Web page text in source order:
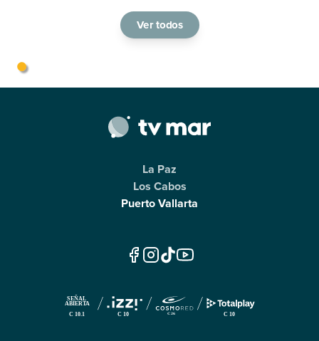
Ver todos
La Paz
Los Cabos
Puerto Vallarta